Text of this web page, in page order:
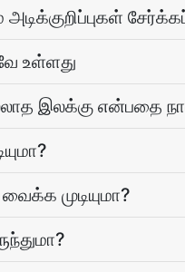
உள்ளது
இலக்கு என்பதை
முடியுமா?